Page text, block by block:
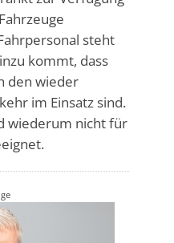
steht
kommt, dass
den wieder
im Einsatz sind.
wiederum nicht für